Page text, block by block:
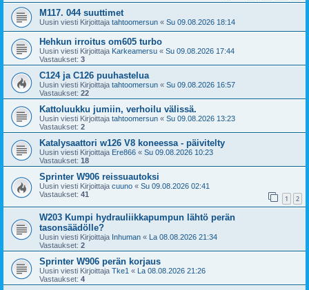
M117. 044 suuttimet
Uusin viesti Kirjoittaja tahtoomersun « Su 09.08.2026 18:14
Hehkun irroitus om605 turbo
Uusin viesti Kirjoittaja Karkeamersu « Su 09.08.2026 17:44
Vastaukset: 3
C124 ja C126 puuhastelua
Uusin viesti Kirjoittaja tahtoomersun « Su 09.08.2026 16:57
Vastaukset: 22
Kattoluukku jumiin, verhoilu välissä.
Uusin viesti Kirjoittaja tahtoomersun « Su 09.08.2026 13:23
Vastaukset: 2
Katalysaattori w126 V8 koneessa - päivitelty
Uusin viesti Kirjoittaja Ere866 « Su 09.08.2026 10:23
Vastaukset: 18
Sprinter W906 reissuautoksi
Uusin viesti Kirjoittaja cuuno « Su 09.08.2026 02:41
Vastaukset: 41 1 2
W203 Kumpi hydrauliikkapumpun lähtö perän
tasonsäädölle?
Uusin viesti Kirjoittaja Inhuman « La 08.08.2026 21:34
Vastaukset: 2
Sprinter W906 perän korjaus
Uusin viesti Kirjoittaja Tke1 « La 08.08.2026 21:26
Vastaukset: 4